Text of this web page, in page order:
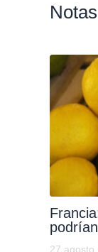
27